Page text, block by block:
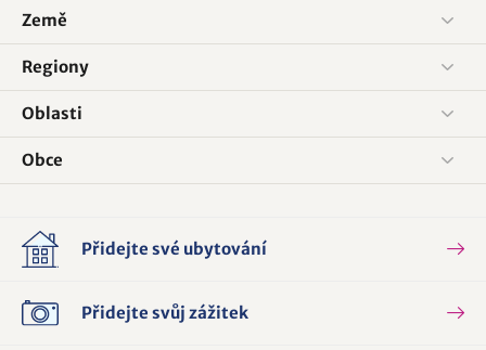
Země
Regiony
Oblasti
Obce
Přidejte své ubytování
Přidejte svůj zážitek